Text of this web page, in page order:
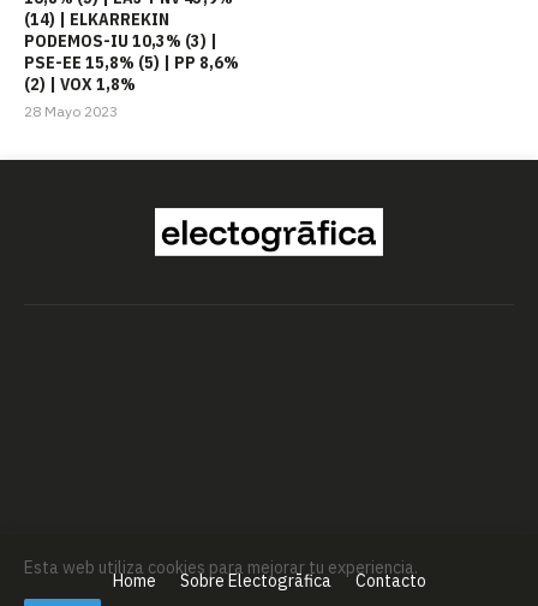
(14) | ELKARREKIN
PODEMOS-IU 10,3% (3) |
PSE-EE 15,8% (5) | PP 8,6%
(2) | VOX 1,8%
28 Mayo 2023
Home Sobre Electogrāfica Contacto
Esta web utiliza cookies para mejorar tu experiencia.